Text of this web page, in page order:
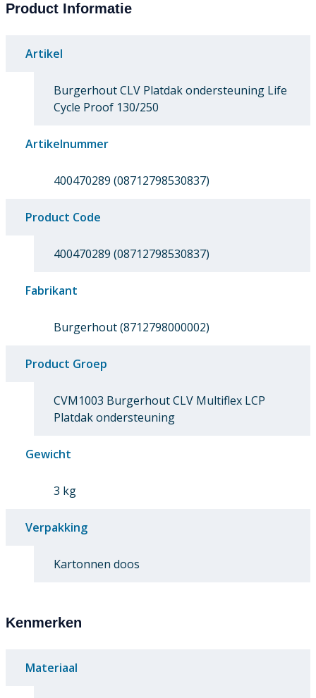
Product Informatie
Artikel
Burgerhout CLV Platdak ondersteuning Life
Cycle Proof 130/250
Artikelnummer
400470289 (08712798530837)
Product Code
400470289 (08712798530837)
Fabrikant
Burgerhout (8712798000002)
Product Groep
CVM1003 Burgerhout CLV Multiflex LCP
Platdak ondersteuning
Gewicht
3 kg
Verpakking
Kartonnen doos
Kenmerken
Materiaal